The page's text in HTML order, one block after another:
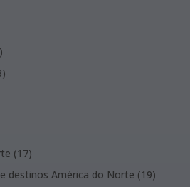
73
1717
products
destinos América do Norte 1919